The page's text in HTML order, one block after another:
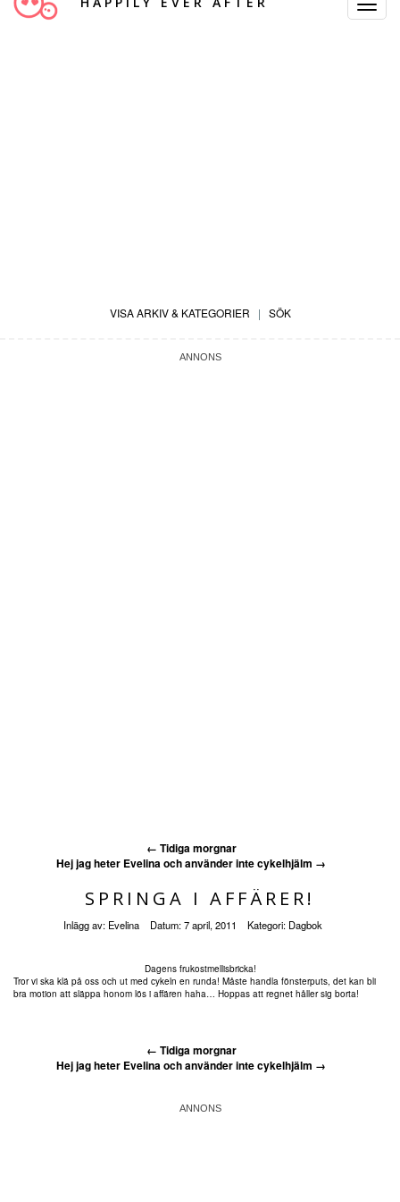
Toggle
VISA ARKIV & KATEGORIER | SÖK
← Tidiga morgnar
Hej jag heter Evelina och använder inte cykelhjälm →
SPRINGA I AFFÄRER!
Inlägg av: Evelina Datum:7 april, 2011 Kategori: Dagbok
Dagens frukostmellisbricka!
Tror vi ska klä på oss och ut med cykeln en runda! Måste handla fönsterputs, det kan bli
bra motion att släppa honom lös i affären haha… Hoppas att regnet håller sig borta!
← Tidiga morgnar
Hej jag heter Evelina och använder inte cykelhjälm →